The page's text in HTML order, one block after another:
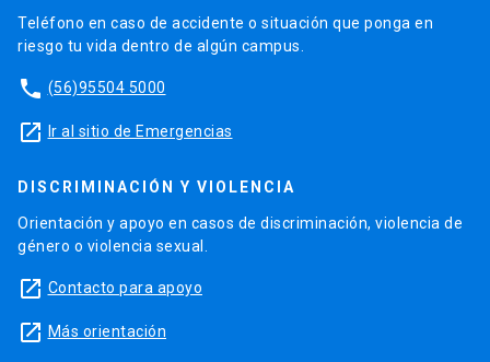
Teléfono en caso de accidente o situación que ponga en
riesgo tu vida dentro de algún campus.
phone (56)95504 5000
launch Ir al sitio de Emergencias
DISCRIMINACIÓN Y VIOLENCIA
Orientación y apoyo en casos de discriminación, violencia de
género o violencia sexual.
launch Contacto para apoyo
launch Más orientación